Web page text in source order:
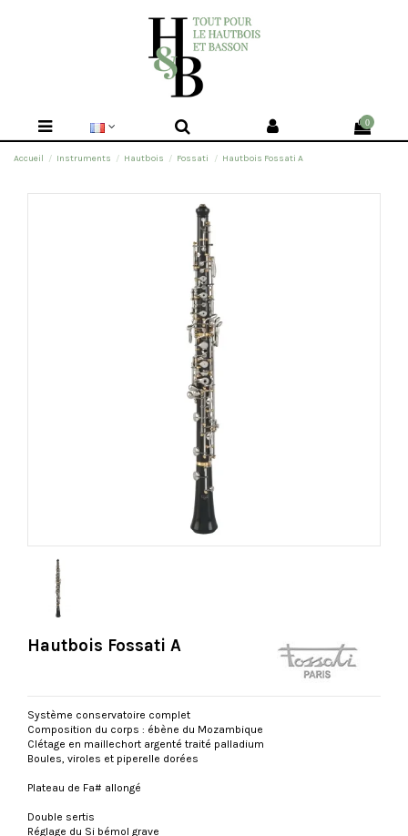
0
Accueil Instruments Hautbois Fossati Hautbois Fossati A
Hautbois Fossati A
Système conservatoire complet
Composition du corps : ébène du Mozambique
Clétage en maillechort argenté traité palladium
Boules, viroles et piperelle dorées
Plateau de Fa# allongé
Double sertis
Réglage du Si bémol grave